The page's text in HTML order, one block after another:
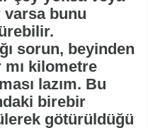
bunu
sorun, beyinden
kilometre
lazım. Bu
birebir
götürüldüğü